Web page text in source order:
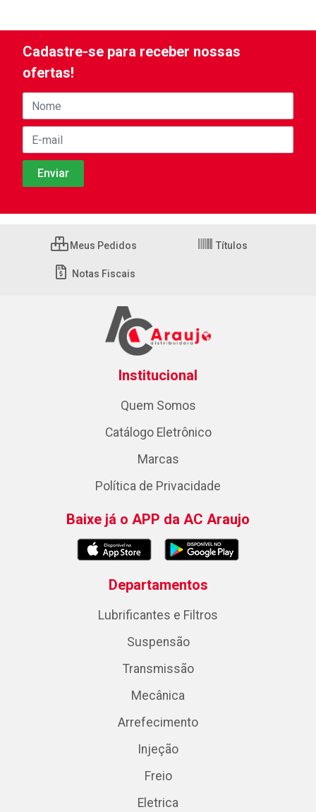
Cadastre-se para receber nossas
ofertas!
Meus Pedidos Títulos
Notas Fiscais
Institucional
Quem Somos
Catálogo Eletrônico
Marcas
Política de Privacidade
Baixe já o APP da AC Araujo
Departamentos
Lubrificantes e Filtros
Suspensão
Transmissão
Mecânica
Arrefecimento
Injeção
Freio
Eletrica